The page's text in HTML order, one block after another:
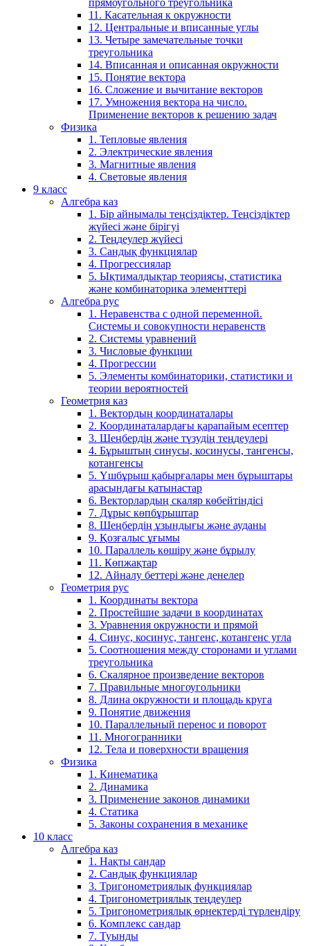
11. Касательная к окружности
12. Центральные и вписанные углы
13. Четыре замечательные точки
треугольника
14. Вписанная и описанная окружности
15. Понятие вектора
16. Сложение и вычитание векторов
17. Умножения вектора на число.
Применение векторов к решению задач
Физика
1. Тепловые явления
2. Электрические явления
3. Магнитные явления
4. Световые явления
9 класс
Алгебра каз
1. Бір айнымалы теңсіздіктер. Теңсіздіктер
жүйесі және бірігуі
2. Теңдеулер жүйесі
3. Сандық функциялар
4. Прогрессиялар
5. Ықтималдықтар теориясы, статистика
және комбинаторика элементтері
Алгебра рус
1. Неравенства с одной переменной.
Системы и совокупности неравенств
2. Системы уравнений
3. Числовые функции
4. Прогрессии
5. Элементы комбинаторики, статистики и
теории вероятностей
Геометрия каз
1. Вектордың координаталары
2. Координаталардағы қарапайым есептер
3. Шеңбердің және түзудің теңдеулері
4. Бұрыштың синусы, косинусы, тангенсы,
котангенсы
5. Үшбұрыш қабырғалары мен бұрыштары
арасындағы қатынастар
6. Векторлардың скаляр көбейтіндісі
7. Дұрыс көпбұрыштар
8. Шеңбердің ұзындығы және ауданы
9. Қозғалыс ұғымы
10. Параллель көшіру және бұрылу
11. Көпжақтар
12. Айналу беттері және денелер
Геометрия рус
1. Координаты вектора
2. Простейшие задачи в координатах
3. Уравнения окружности и прямой
4. Синус, косинус, тангенс, котангенс угла
5. Соотношения между сторонами и углами
треугольника
6. Скалярное произведение векторов
7. Правильные многоугольники
8. Длина окружности и площадь круга
9. Понятие движения
10. Параллельный перенос и поворот
11. Многогранники
12. Тела и поверхности вращения
Физика
1. Кинематика
2. Динамика
3. Применение законов динамики
4. Статика
5. Законы сохранения в механике
10 класс
Алгебра каз
1. Нақты сандар
2. Сандық функциялар
3. Тригонометриялық функциялар
4. Тригонометриялық теңдеулер
5. Тригонометриялық өрнектерді түрлендіру
6. Комплекс сандар
7. Туынды